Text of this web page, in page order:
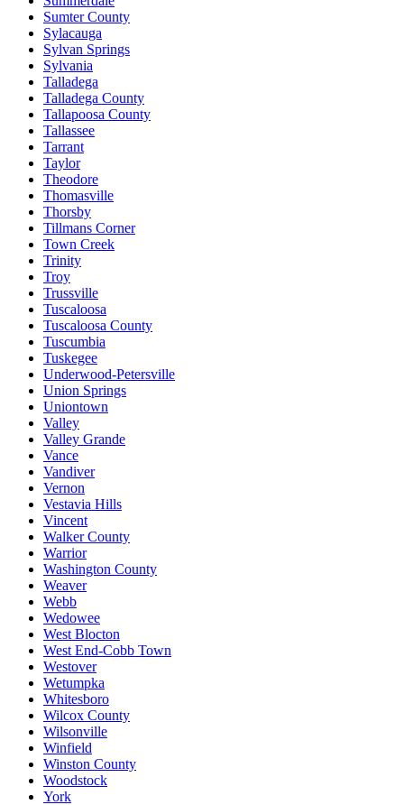
Sumter County
Sylacauga
Sylvan Springs
Sylvania
Talladega
Talladega County
Tallapoosa County
Tallassee
Tarrant
Taylor
Theodore
Thomasville
Thorsby
Tillmans Corner
Town Creek
Trinity
Troy
Trussville
Tuscaloosa
Tuscaloosa County
Tuscumbia
Tuskegee
Underwood-Petersville
Union Springs
Uniontown
Valley
Valley Grande
Vance
Vandiver
Vernon
Vestavia Hills
Vincent
Walker County
Warrior
Washington County
Weaver
Webb
Wedowee
West Blocton
West End-Cobb Town
Westover
Wetumpka
Whitesboro
Wilcox County
Wilsonville
Winfield
Winston County
Woodstock
York